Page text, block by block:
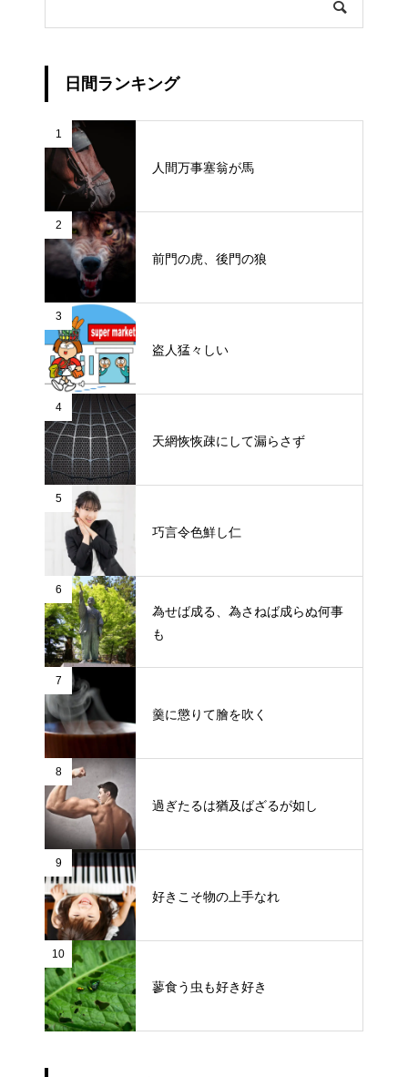
日間ランキング
1
人間万事塞翁が馬
2
前門の虎、後門の狼
3
盗人猛々しい
4
天網恢恢疎にして漏らさず
5
巧言令色鮮し仁
6
為せば成る、為さねば成らぬ何事
も
7
羹に懲りて膾を吹く
8
過ぎたるは猶及ばざるが如し
9
好きこそ物の上手なれ
10
蓼食う虫も好き好き